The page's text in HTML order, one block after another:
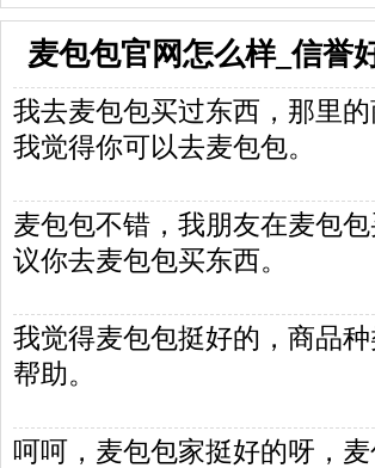
麦包包官网怎么样_信誉
我去麦包包买过东西，那里
我觉得你可以去麦包包。
麦包包不错，我朋友在麦包
议你去麦包包买东西。
我觉得麦包包挺好的，商品
帮助。
呵呵，麦包包家挺好的呀，